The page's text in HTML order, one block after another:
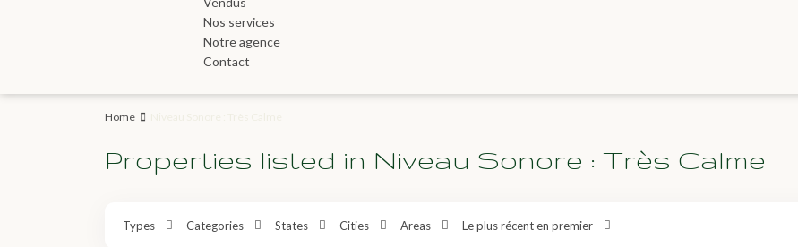
Nos services
Notre agence
Contact
Home
Properties listed in Niveau Sonore : Très Calme
Types Categories States Cities Areas Le plus récent en premier